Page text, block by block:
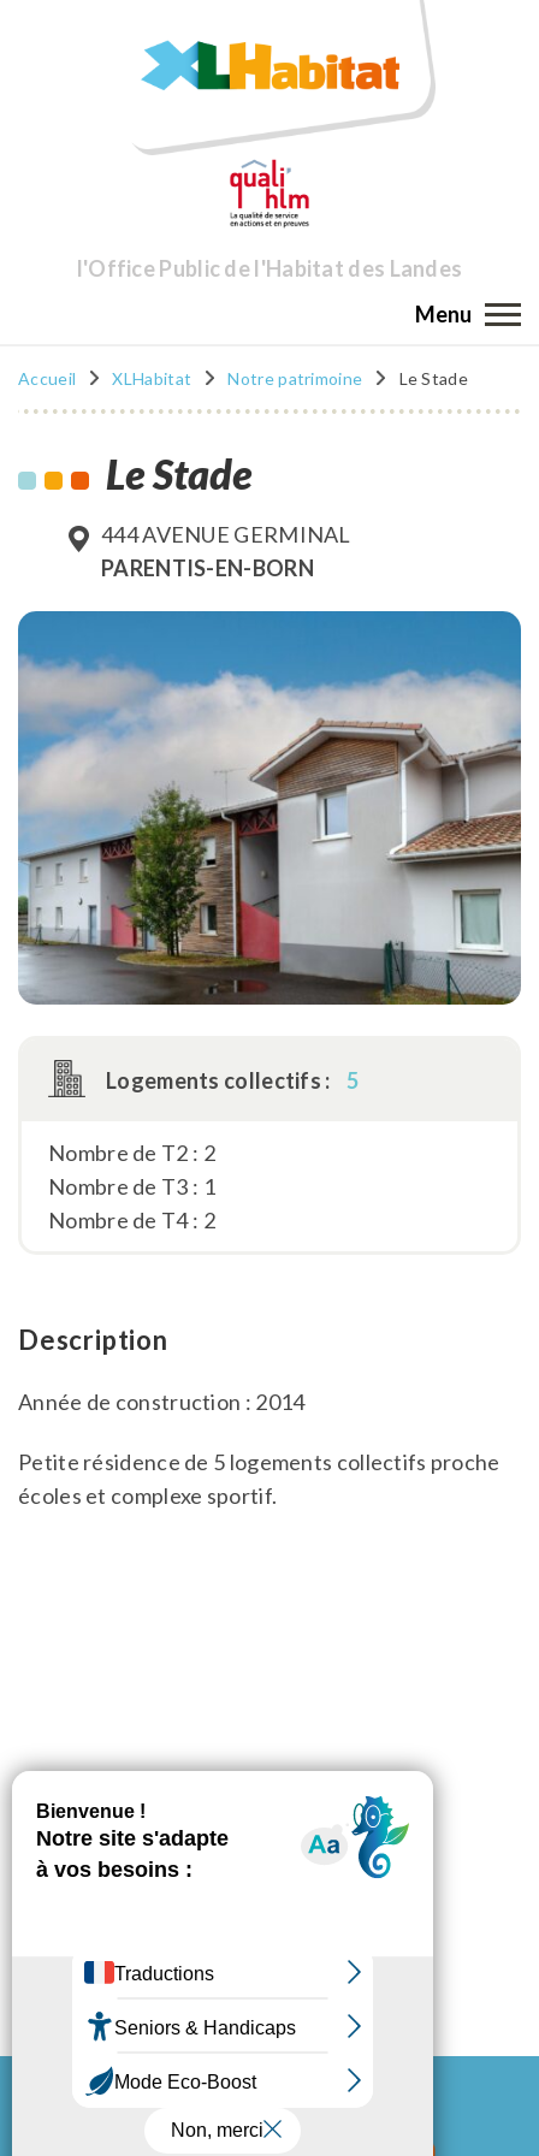
l'Office Public de l'Habitat des Landes
Menu
Accueil XLHabitat Notre patrimoine Le Stade
Le Stade
444 AVENUE GERMINAL
PARENTIS-EN-BORN
Logements collectifs : 5
Nombre de T2 : 2
Nombre de T3 : 1
Nombre de T4 : 2
Description
Année de construction : 2014
Petite résidence de 5 logements collectifs proche
écoles et complexe sportif.
Mentions légales